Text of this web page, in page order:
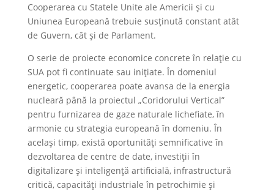
Cooperarea cu Statele Unite ale Americii și cu
Uniunea Europeană trebuie susținută constant atât
de Guvern, cât și de Parlament.
O serie de proiecte economice concrete în relație cu
SUA pot fi continuate sau inițiate. În domeniul
energetic, cooperarea poate avansa de la energia
nucleară până la proiectul „Coridorului Vertical”
pentru furnizarea de gaze naturale lichefiate, în
armonie cu strategia europeană în domeniu. În
același timp, există oportunități semnificative în
dezvoltarea de centre de date, investiții în
digitalizare și inteligență artificială, infrastructură
critică, capacități industriale în petrochimie și